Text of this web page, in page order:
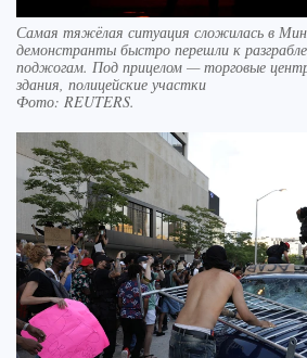
Самая тяжёлая ситуация сложилась в
демонстранты быстро перешли к
поджогам. Под прицелом — торговые
здания, полицейские участки
Фото: REUTERS.